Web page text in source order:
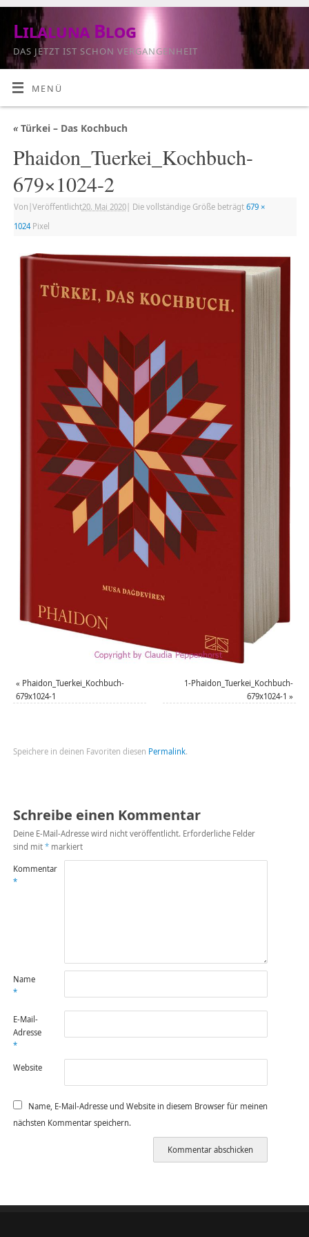
Lilaluna Blog
DAS JETZT IST SCHON VERGANGENHEIT
MENÜ
«Türkei – Das Kochbuch
Phaidon_Tuerkei_Kochbuch-
679×1024-2
Von Veröffentlicht20. Mai 2020| Die vollständige Größe beträgt 679 ×
1024Pixel
« Phaidon_Tuerkei_Kochbuch-
679x1024-1
1-Phaidon_Tuerkei_Kochbuch-
679x1024-1 »
Speichere in deinen Favoriten diesen Permalink.
Schreibe einen Kommentar
Deine E-Mail-Adresse wird nicht veröffentlicht. Erforderliche Felder
sind mit *markiert
Kommentar
*
Name
*
E-Mail-
Adresse
*
Website
Name, E-Mail-Adresse und Website in diesem Browser für meinen
nächsten Kommentar speichern.